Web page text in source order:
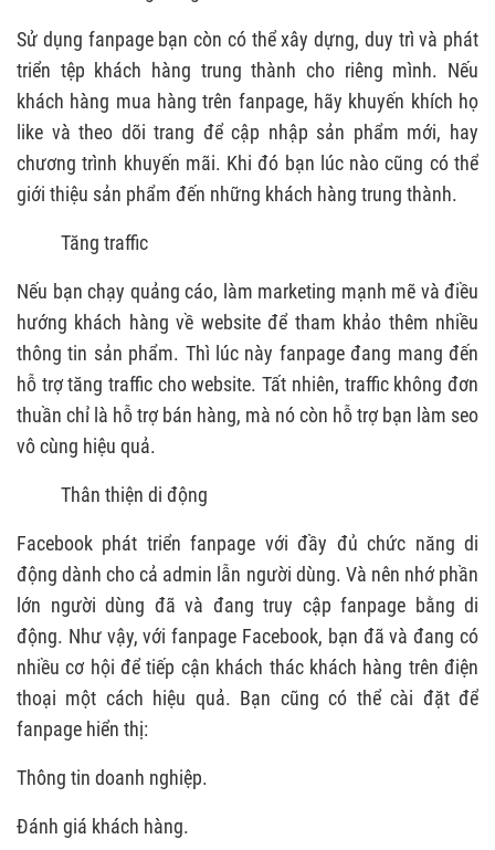
Sử dụng fanpage bạn còn có thể xây dựng, duy trì và phát
triển tệp khách hàng trung thành cho riêng mình. Nếu
khách hàng mua hàng trên fanpage, hãy khuyến khích họ
like và theo dõi trang để cập nhập sản phẩm mới, hay
chương trình khuyến mãi. Khi đó bạn lúc nào cũng có thể
giới thiệu sản phẩm đến những khách hàng trung thành.
Tăng traffic
Nếu bạn chạy quảng cáo, làm marketing mạnh mẽ và điều
hướng khách hàng về website để tham khảo thêm nhiều
thông tin sản phẩm. Thì lúc này fanpage đang mang đến
hỗ trợ tăng traffic cho website. Tất nhiên, traffic không đơn
thuần chỉ là hỗ trợ bán hàng, mà nó còn hỗ trợ bạn làm seo
vô cùng hiệu quả.
Thân thiện di động
Facebook phát triển fanpage với đầy đủ chức năng di
động dành cho cả admin lẫn người dùng. Và nên nhớ phần
lớn người dùng đã và đang truy cập fanpage bằng di
động. Như vậy, với fanpage Facebook, bạn đã và đang có
nhiều cơ hội để tiếp cận khách thác khách hàng trên điện
thoại một cách hiệu quả. Bạn cũng có thể cài đặt để
fanpage hiển thị:
Thông tin doanh nghiệp.
Đánh giá khách hàng.